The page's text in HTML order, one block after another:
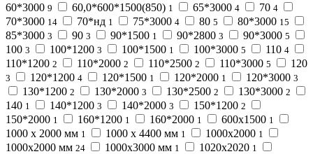
60*3000 9 60,0*600*1500(850) 1 65*3000 4 70 4
70*3000 14 70*нд 1 75*3000 4 80 5 80*3000 15
85*3000 3 90 3 90*1500 1 90*2800 3 90*3000 5
100 3 100*1200 3 100*1500 1 100*3000 5 110 4
110*1200 2 110*2000 2 110*2500 2 110*3000 5 120
3 120*1200 4 120*1500 1 120*2000 1 120*3000 3
130*1200 2 130*2000 3 130*2500 2 130*3000 2
140 1 140*1200 3 140*2000 3 150*1200 2
150*2000 1 160*1200 1 160*2000 1 600х1500 1
1000 х 2000 мм 1 1000 х 4400 мм 1 1000х2000 1
1000х2000 мм 24 1000х3000 мм 1 1020х2020 1